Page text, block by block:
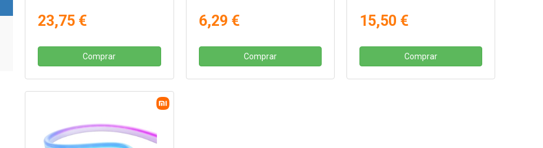
23,75 €
Comprar
6,29 €
Comprar
15,50 €
Comprar